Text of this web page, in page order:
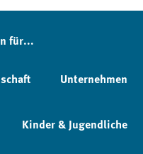
für...
Unternehmen
Kinder & Jugendliche